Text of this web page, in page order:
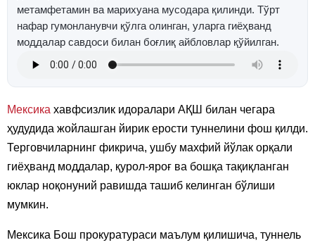
метамфетамин ва марихуана мусодара қилинди. Тўрт
нафар гумонланувчи қўлга олинган, уларга гиёҳванд
моддалар савдоси билан боғлиқ айбловлар қўйилган.
Мексика хавфсизлик идоралари АҚШ билан чегара
ҳудудида жойлашган йирик ерости туннелини фош қилди.
Терговчиларнинг фикрича, ушбу махфий йўлак орқали
гиёҳванд моддалар, қурол-яроғ ва бошқа тақиқланган
юклар ноқонуний равишда ташиб келинган бўлиши
мумкин.
Мексика Бош прокуратураси маълум қилишича, туннель